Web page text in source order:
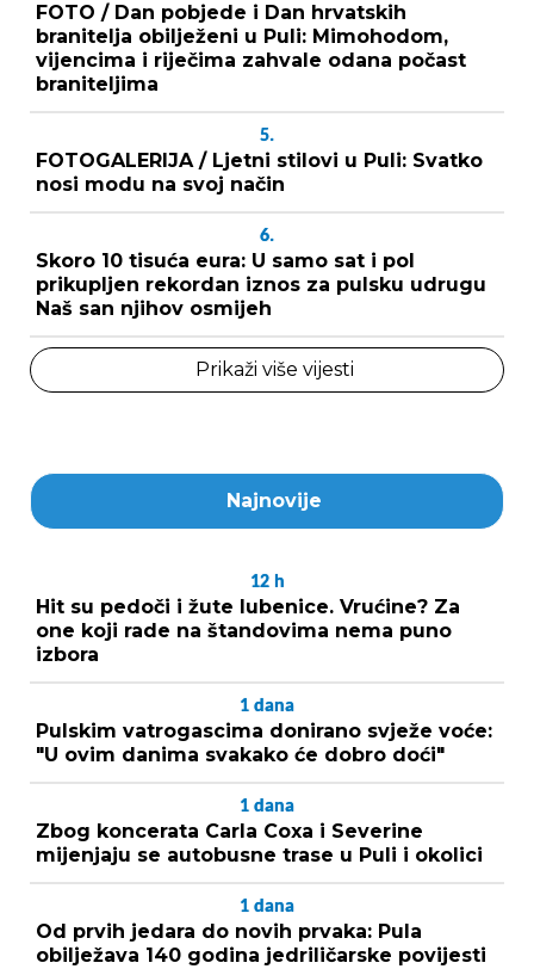
FOTO / Dan pobjede i Dan hrvatskih
branitelja obilježeni u Puli: Mimohodom,
vijencima i riječima zahvale odana počast
braniteljima
5.
FOTOGALERIJA / Ljetni stilovi u Puli: Svatko
nosi modu na svoj način
6.
Skoro 10 tisuća eura: U samo sat i pol
prikupljen rekordan iznos za pulsku udrugu
Naš san njihov osmijeh
Prikaži više vijesti
Najnovije
12 h
Hit su pedoči i žute lubenice. Vrućine? Za
one koji rade na štandovima nema puno
izbora
1 dana
Pulskim vatrogascima donirano svježe voće:
"U ovim danima svakako će dobro doći"
1 dana
Zbog koncerata Carla Coxa i Severine
mijenjaju se autobusne trase u Puli i okolici
1 dana
Od prvih jedara do novih prvaka: Pula
obilježava 140 godina jedriličarske povijesti